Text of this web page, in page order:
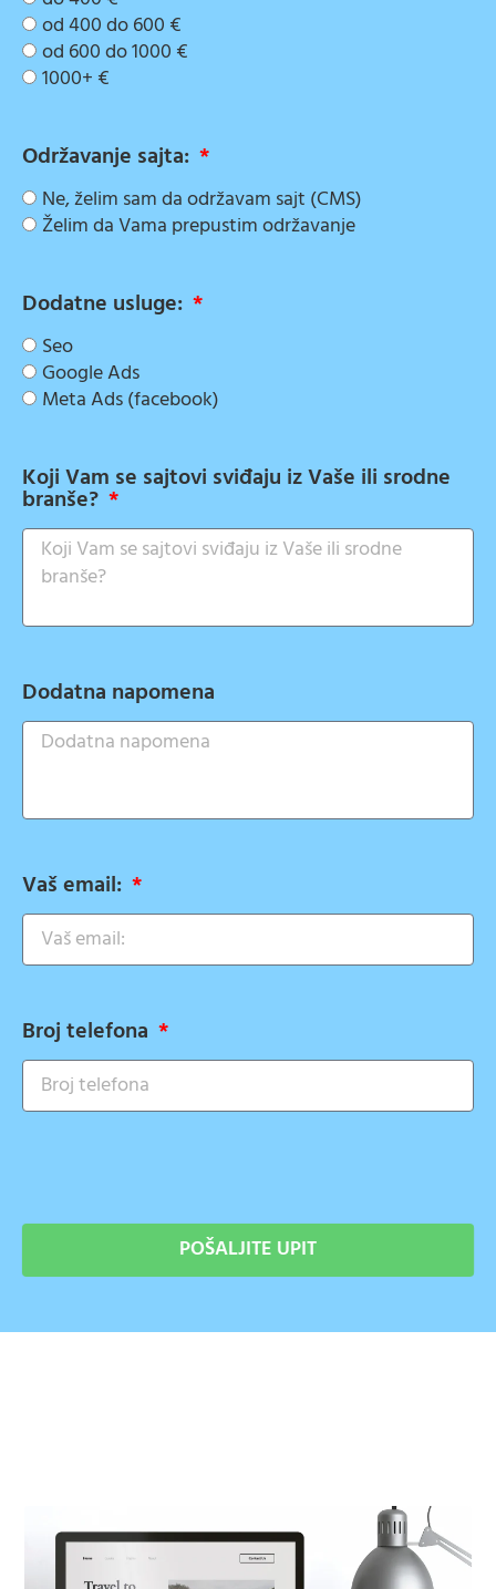
od 400 do 600 €
od 600 do 1000 €
1000+ €
Održavanje sajta:
Ne, želim sam da održavam sajt (CMS)
Želim da Vama prepustim održavanje
Dodatne usluge:
Seo
Google Ads
Meta Ads (facebook)
Koji Vam se sajtovi sviđaju iz Vaše ili srodne
branše?
Dodatna napomena
Vaš email:
Broj telefona
POŠALJITE UPIT